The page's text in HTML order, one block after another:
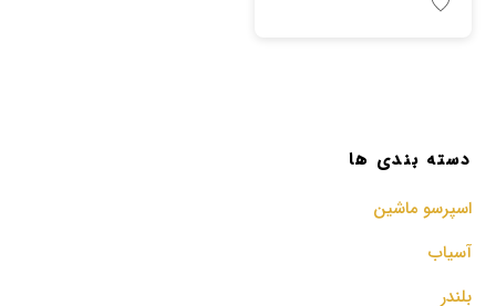
دسته بندی ها
اسپرسو‌ ماشین
آسیاب
بلندر